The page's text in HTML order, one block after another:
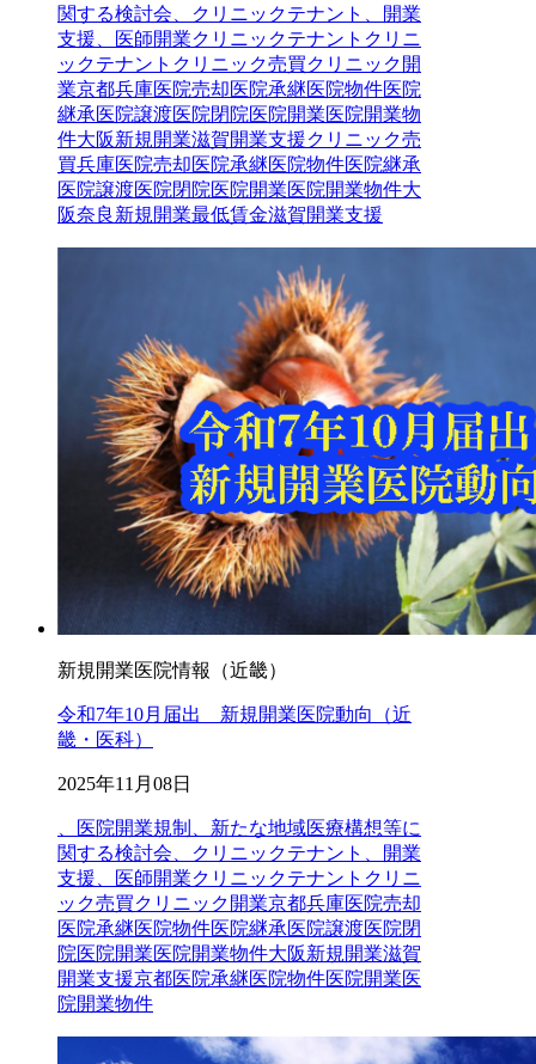
関する検討会、クリニックテナント、開業
支援、医師開業クリニックテナント クリニ
ックテナントクリニック売買クリニック開
業京都兵庫医院売却医院承継医院物件医院
継承医院譲渡医院閉院医院開業医院開業物
件大阪新規開業滋賀開業支援クリニック売
買兵庫医院売却医院承継医院物件医院継承
医院譲渡医院閉院医院開業医院開業物件大
阪奈良 新規開業最低賃金滋賀開業支援
新規開業医院情報（近畿）
令和7年10月届出 新規開業医院動向（近
畿・医科）
2025年11月08日
、医院開業規制、新たな地域医療構想等に
関する検討会、クリニックテナント、開業
支援、医師開業クリニックテナントクリニ
ック売買クリニック開業京都兵庫医院売却
医院承継医院物件医院継承医院譲渡医院閉
院医院開業医院開業物件大阪新規開業滋賀
開業支援京都医院承継医院物件医院開業医
院開業物件